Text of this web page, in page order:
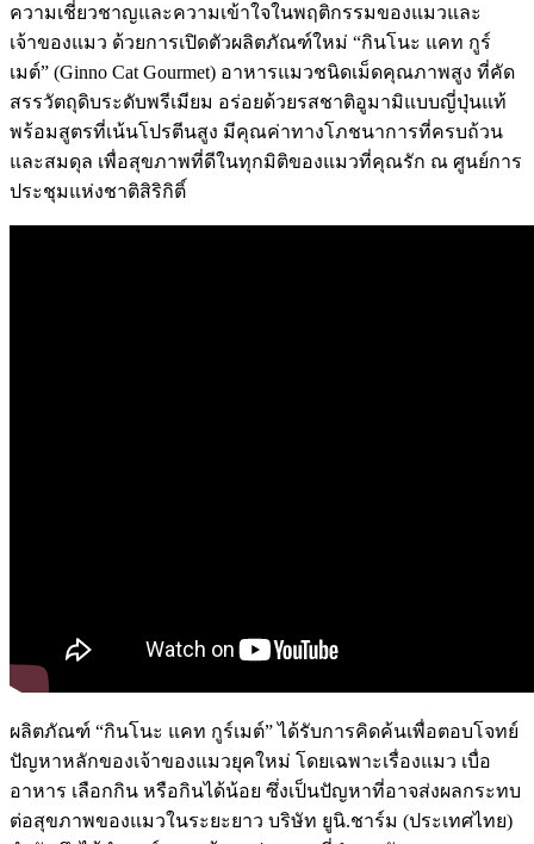
ความเชี่ยวชาญและความเข้าใจในพฤติกรรมของแมวและ
เจ้าของแมว ด้วยการเปิดตัวผลิตภัณฑ์ใหม่ “กินโนะ แคท กูร์
เมต์” (Ginno Cat Gourmet) อาหารแมวชนิดเม็ดคุณภาพสูง ที่คัด
สรรวัตถุดิบระดับพรีเมียม อร่อยด้วยรสชาติอูมามิแบบญี่ปุ่นแท้
พร้อมสูตรที่เน้นโปรตีนสูง มีคุณค่าทางโภชนาการที่ครบถ้วน
และสมดุล เพื่อสุขภาพที่ดีในทุกมิติของแมวที่คุณรัก ณ ศูนย์การ
ประชุมแห่งชาติสิริกิติ์
ผลิตภัณฑ์ “กินโนะ แคท กูร์เมต์” ได้รับการคิดค้นเพื่อตอบโจทย์
ปัญหาหลักของเจ้าของแมวยุคใหม่ โดยเฉพาะเรื่องแมว เบื่อ
อาหาร เลือกกิน หรือกินได้น้อย ซึ่งเป็นปัญหาที่อาจส่งผลกระทบ
ต่อสุขภาพของแมวในระยะยาว บริษัท ยูนิ.ชาร์ม (ประเทศไทย)